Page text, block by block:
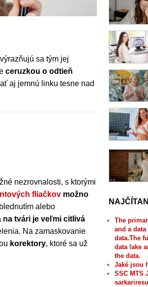
sa tým jej
ceruzkou o odtieň
aj jemnú linku tesne nad
nezrovnalosti, s ktorými
fliačkov možno
alebo
na tvári je veľmi citlivá
Na zamaskovanie
korektory, ktoré sa už
The
and a
data.The
data lake
the data.
Jaké jsou
SSC MTS